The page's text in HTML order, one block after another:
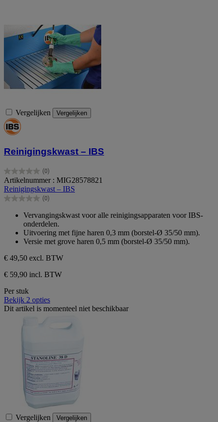
Vergelijken Vergelijken
Reinigingskwast – IBS
(0)
0.0
van
de
5
Artikelnummer : MIG28578821
Reinigingskwast – IBS
(0)
0.0
sterren.
Vervangingskwast voor alle reinigingsapparaten voor IBS-
onderdelen.
Uitvoering met fijne haren 0,3 mm (borstel-Ø 35/50 mm).
Versie met grove haren 0,5 mm (borstel-Ø 35/50 mm).
€ 49,50 excl. BTW
€ 59,90 incl. BTW
Per stuk
Bekijk 2 opties
Dit artikel is momenteel niet beschikbaar
Vergelijken Vergelijken